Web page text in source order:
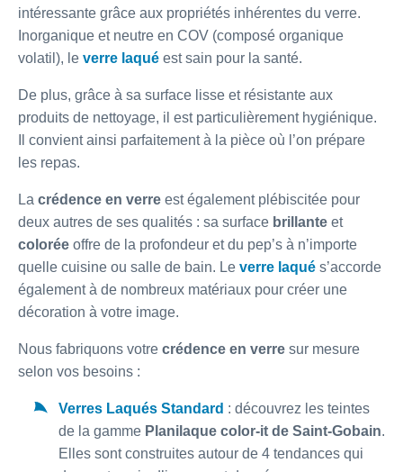
intéressante grâce aux propriétés inhérentes du verre.
Inorganique et neutre en COV (composé organique
volatil), le verre laqué est sain pour la santé.
De plus, grâce à sa surface lisse et résistante aux
produits de nettoyage, il est particulièrement hygiénique.
Il convient ainsi parfaitement à la pièce où l’on prépare
les repas.
La crédence en verre est également plébiscitée pour
deux autres de ses qualités : sa surface brillante et
colorée offre de la profondeur et du pep’s à n’importe
quelle cuisine ou salle de bain. Le verre laqué s’accorde
également à de nombreux matériaux pour créer une
décoration à votre image.
Nous fabriquons votre crédence en verre sur mesure
selon vos besoins :
Verres Laqués Standard : découvrez les teintes
de la gamme Planilaque color-it de Saint-Gobain.
Elles sont construites autour de 4 tendances qui